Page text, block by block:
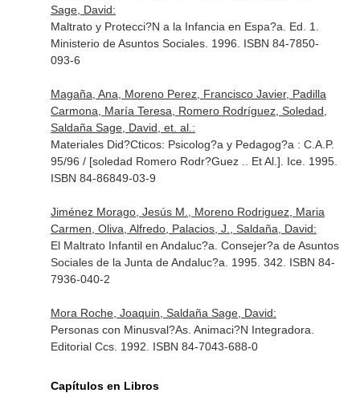
Sage, David:
Maltrato y Protecci?N a la Infancia en Espa?a. Ed. 1.
Ministerio de Asuntos Sociales. 1996. ISBN 84-7850-
093-6
Magaña, Ana, Moreno Perez, Francisco Javier, Padilla
Carmona, María Teresa, Romero Rodríguez, Soledad,
Saldaña Sage, David, et. al.:
Materiales Did?Cticos: Psicolog?a y Pedagog?a : C.A.P.
95/96 / [soledad Romero Rodr?Guez .. Et Al.]. Ice. 1995.
ISBN 84-86849-03-9
Jiménez Morago, Jesús M., Moreno Rodriguez, Maria
Carmen, Oliva, Alfredo, Palacios, J., Saldaña, David:
El Maltrato Infantil en Andaluc?a. Consejer?a de Asuntos
Sociales de la Junta de Andaluc?a. 1995. 342. ISBN 84-
7936-040-2
Mora Roche, Joaquin, Saldaña Sage, David:
Personas con Minusval?As. Animaci?N Integradora.
Editorial Ccs. 1992. ISBN 84-7043-688-0
Capítulos en Libros